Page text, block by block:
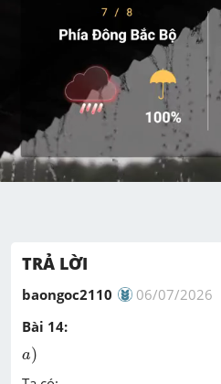
TRẢ LỜI
baongoc2110
06/07/2026
Bài 14:
a)
a)